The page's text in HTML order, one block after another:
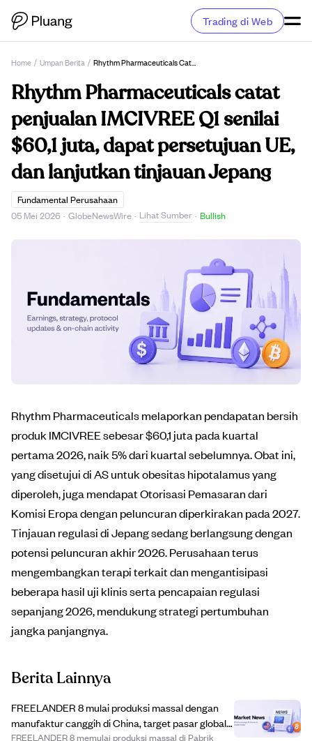
Trading di Web
Home / Umpan Berita / Rhythm Pharmaceuticals Catat Penjualan IMCIVREE Q1 Senilai $60,1 Juta, Dapat Persetujuan UE, Dan Lanjutkan Tinjauan Jepang
Rhythm Pharmaceuticals catat
penjualan IMCIVREE Q1 senilai
$60,1 juta, dapat persetujuan UE,
dan lanjutkan tinjauan Jepang
Fundamental Perusahaan
05 Mei 2026 · GlobeNewsWire · Lihat Sumber · Bullish
Rhythm Pharmaceuticals melaporkan pendapatan bersih
produk IMCIVREE sebesar $60,1 juta pada kuartal
pertama 2026, naik 5% dari kuartal sebelumnya. Obat ini,
yang disetujui di AS untuk obesitas hipotalamus yang
diperoleh, juga mendapat Otorisasi Pemasaran dari
Komisi Eropa dengan peluncuran diperkirakan pada 2027.
Tinjauan regulasi di Jepang sedang berlangsung dengan
potensi peluncuran akhir 2026. Perusahaan terus
mengembangkan terapi terkait dan mengantisipasi
beberapa hasil uji klinis serta pencapaian regulasi
sepanjang 2026, mendukung strategi pertumbuhan
jangka panjangnya.
Berita Lainnya
FREELANDER 8 mulai produksi massal dengan
manufaktur canggih di China, target pasar global
termasuk Timur Tengah.
FREELANDER 8 memulai produksi massal di Pabrik